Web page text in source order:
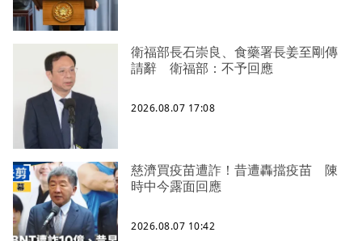
衛福部長石崇良、食藥署長姜至剛傳
請辭 衛福部：不予回應
2026.08.07 17:08
慈濟買疫苗遭詐！昔遭轟擋疫苗 陳
時中今露面回應
2026.08.07 10:42